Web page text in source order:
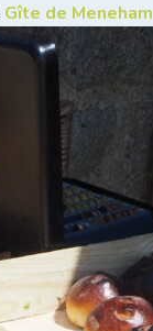
Gîte de Meneham